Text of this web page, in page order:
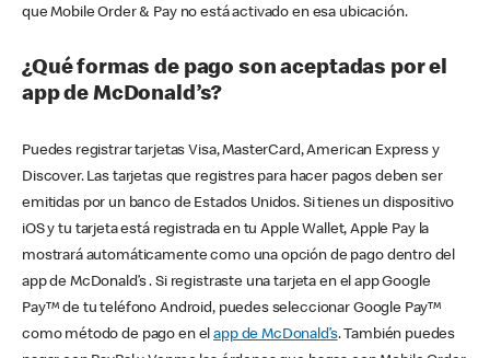
que Mobile Order & Pay no está activado en esa ubicación.
¿Qué formas de pago son aceptadas por el
app de McDonald’s?
Puedes registrar tarjetas Visa, MasterCard, American Express y
Discover. Las tarjetas que registres para hacer pagos deben ser
emitidas por un banco de Estados Unidos. Si tienes un dispositivo
iOS y tu tarjeta está registrada en tu Apple Wallet, Apple Pay la
mostrará automáticamente como una opción de pago dentro del
app de McDonald’s . Si registraste una tarjeta en el app Google
Pay™ de tu teléfono Android, puedes seleccionar Google Pay™
como método de pago en elapp de McDonald’s. También puedes